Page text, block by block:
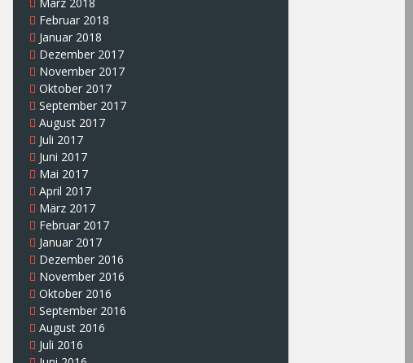
Februar 2018
Januar 2018
Dezember 2017
November 2017
Oktober 2017
September 2017
August 2017
Juli 2017
Juni 2017
Mai 2017
April 2017
März 2017
Februar 2017
Januar 2017
Dezember 2016
November 2016
Oktober 2016
September 2016
August 2016
Juli 2016